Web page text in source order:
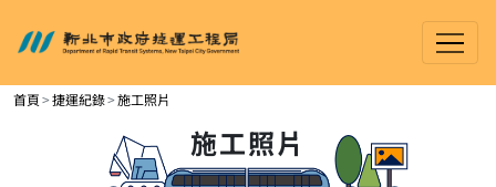
進入內容區塊
新北市政府捷運工程局
首頁 捷運紀錄 施工照片
施工照片